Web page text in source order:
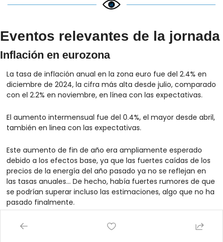
Eventos relevantes de la jornada
Inflación en eurozona
La tasa de inflación anual en la zona euro fue del 2.4% en
diciembre de 2024, la cifra más alta desde julio, comparado
con el 2.2% en noviembre, en línea con las expectativas.
El aumento intermensual fue del 0.4%, el mayor desde abril,
también en linea con las expectativas.
Este aumento de fin de año era ampliamente esperado
debido a los efectos base, ya que las fuertes caídas de los
precios de la energía del año pasado ya no se reflejan en
las tasas anuales... De hecho, había fuertes rumores de que
se podrían superar incluso las estimaciones, algo que no ha
pasado finalmente.